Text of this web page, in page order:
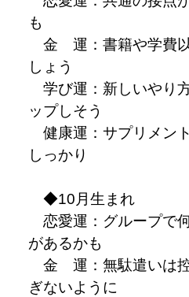
も
金 運：書籍や学費
しょう
学び運：新しいやり
ップしそう
健康運：サプリメン
しっかり
◆10月生まれ
恋愛運：グループで
があるかも
金 運：無駄遣いは
ぎないように